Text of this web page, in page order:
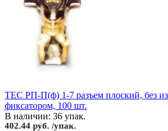
TEC РП-П(ф) 1-7 разъем плоский, без
фиксатором, 100 шт.
В наличии: 36 упак.
402.44 руб. /упак.